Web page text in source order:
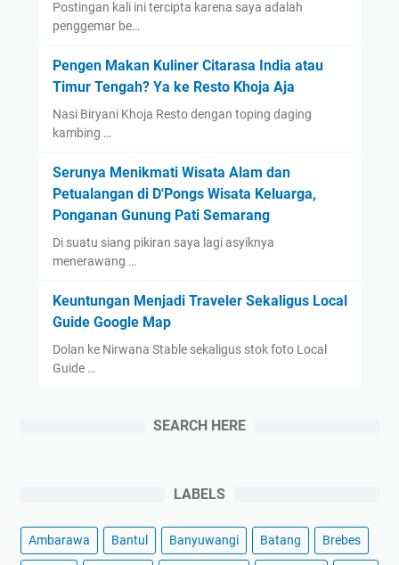
Postingan kali ini tercipta karena saya adalah
penggemar be…
Pengen Makan Kuliner Citarasa India atau
Timur Tengah? Ya ke Resto Khoja Aja
Nasi Biryani Khoja Resto dengan toping daging
kambing …
Serunya Menikmati Wisata Alam dan
Petualangan di D'Pongs Wisata Keluarga,
Ponganan Gunung Pati Semarang
Di suatu siang pikiran saya lagi asyiknya
menerawang …
Keuntungan Menjadi Traveler Sekaligus Local
Guide Google Map
Dolan ke Nirwana Stable sekaligus stok foto Local
Guide …
SEARCH HERE
LABELS
Ambarawa Bantul Banyuwangi Batang Brebes